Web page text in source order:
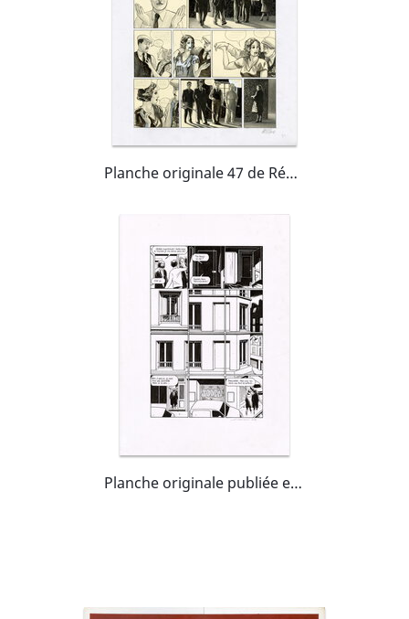
Planche originale 47 de Rébétissa
Planche originale publiée en page 11 dans Le cas David Zimmerman